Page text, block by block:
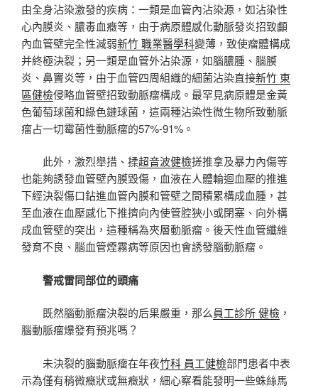
由全身沾染激發的疾病：一類是血管內沾染源，如沾染性
心內膜炎、膿毒血癥等，由于病原體感化動脈發炎招致顱
內血管壁完全性減弱新竹 職業醫學科變薄，致使瘤體構成
并終極決裂；另一類是血管外沾染源，如腦膿腫、腦膜
炎、鼻竇炎等，由于血管四周組織的細菌沾染直接新竹 東
區健檢侵略血管壁招致動脈瘤構成。最罕見病原體是金黃
色葡萄球菌和綠色鏈球菌，這兩種沾染性微生物所致動脈
瘤占一切霉菌性動脈瘤的57%-91%。
此外，激烈舉措、揉超音波健檢搓推拿及暴力內傷等
也能夠誘發血管壁內膜毀傷，血液在人體輪迴血壓的推進
下經決裂傷口鉆進血管內膜和管壁之間積累構成血腫，甚
至血液在血壓感化下推擠向內使管腔狹小或閉塞、向外構
成血管壁的突出，這種稱為夾層動脈瘤。後天性血管纖維
發育不良、腦血管煙霧病等原因也會誘發腦動脈瘤。
警戒雷同部位的頭痛
既然腦動脈瘤決裂的后果嚴重，那么員工診所 健檢 ，
腦動脈瘤爆發有預兆嗎？
未決裂的腦動脈瘤在年夜竹科 員工健檢部門患者中表
示為僅有稍微癥狀或無癥狀，細心察看能發明一些蛛絲馬